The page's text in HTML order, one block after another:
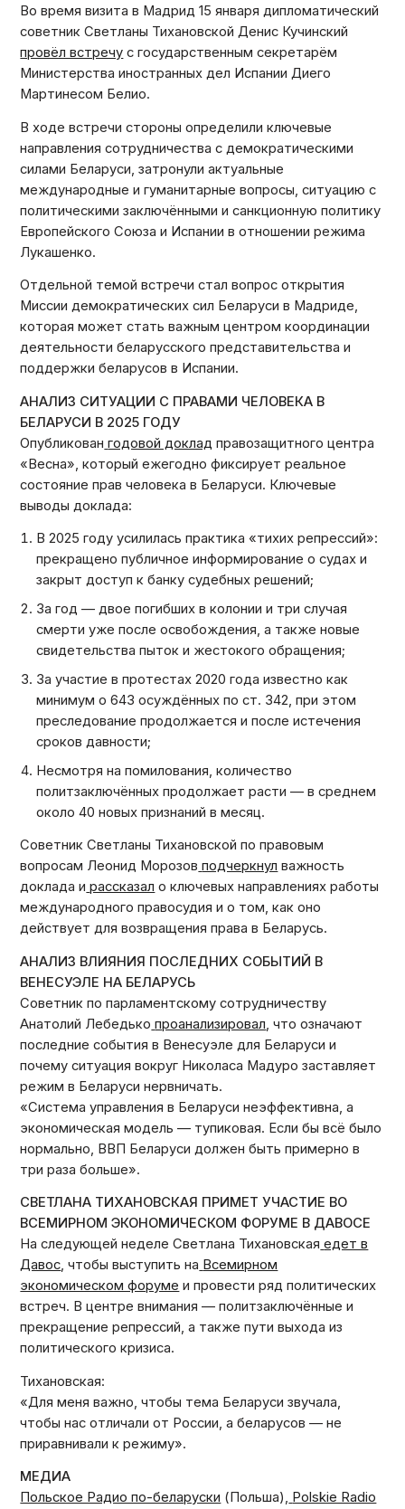
Во время визита в Мадрид 15 января дипломатический
советник Светланы Тихановской Денис Кучинский
провёл встречу с государственным секретарём
Министерства иностранных дел Испании Диего
Мартинесом Белио.
В ходе встречи стороны определили ключевые
направления сотрудничества с демократическими
силами Беларуси, затронули актуальные
международные и гуманитарные вопросы, ситуацию с
политическими заключёнными и санкционную политику
Европейского Союза и Испании в отношении режима
Лукашенко.
Отдельной темой встречи стал вопрос открытия
Миссии демократических сил Беларуси в Мадриде,
которая может стать важным центром координации
деятельности беларусского представительства и
поддержки беларусов в Испании.
АНАЛИЗ СИТУАЦИИ С ПРАВАМИ ЧЕЛОВЕКА В
БЕЛАРУСИ В 2025 ГОДУ
Опубликован годовой доклад правозащитного центра
«Весна», который ежегодно фиксирует реальное
состояние прав человека в Беларуси. Ключевые
выводы доклада:
В 2025 году усилилась практика «тихих репрессий»:
прекращено публичное информирование о судах и
закрыт доступ к банку судебных решений;
За год — двое погибших в колонии и три случая
смерти уже после освобождения, а также новые
свидетельства пыток и жестокого обращения;
За участие в протестах 2020 года известно как
минимум о 643 осуждённых по ст. 342, при этом
преследование продолжается и после истечения
сроков давности;
Несмотря на помилования, количество
политзаключённых продолжает расти — в среднем
около 40 новых признаний в месяц.
Советник Светланы Тихановской по правовым
вопросам Леонид Морозов подчеркнул важность
доклада и рассказал о ключевых направлениях работы
международного правосудия и о том, как оно
действует для возвращения права в Беларусь.
АНАЛИЗ ВЛИЯНИЯ ПОСЛЕДНИХ СОБЫТИЙ В
ВЕНЕСУЭЛЕ НА БЕЛАРУСЬ
Советник по парламентскому сотрудничеству
Анатолий Лебедько проанализировал, что означают
последние события в Венесуэле для Беларуси и
почему ситуация вокруг Николаса Мадуро заставляет
режим в Беларуси нервничать.
«Система управления в Беларуси неэффективна, а
экономическая модель — тупиковая. Если бы всё было
нормально, ВВП Беларуси должен быть примерно в
три раза больше».
СВЕТЛАНА ТИХАНОВСКАЯ ПРИМЕТ УЧАСТИЕ ВО
ВСЕМИРНОМ ЭКОНОМИЧЕСКОМ ФОРУМЕ В ДАВОСЕ
На следующей неделе Светлана Тихановская едет в
Давос, чтобы выступить на Всемирном
экономическом форуме и провести ряд политических
встреч. В центре внимания — политзаключённые и
прекращение репрессий, а также пути выхода из
политического кризиса.
Тихановская:
«Для меня важно, чтобы тема Беларуси звучала,
чтобы нас отличали от России, а беларусов — не
приравнивали к режиму».
МЕДИА
Польское Радио по-беларуски (Польша), Polskie Radio